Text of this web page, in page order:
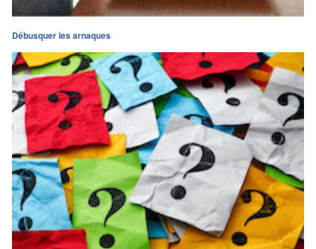
Débusquer les arnaques